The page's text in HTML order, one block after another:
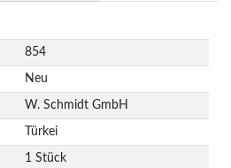
854
Neu
W. Schmidt GmbH
Türkei
1 Stück